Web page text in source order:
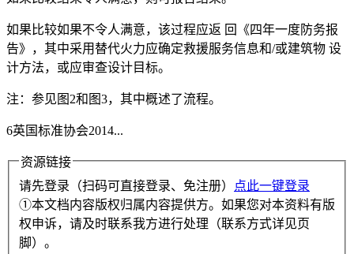
如果比较如果不令人满意，该过程应返 回《四年一度防务报
告》，其中采用替代火力应确定救援服务信息和/或建筑物 设
计方法，或应审查设计目标。
注：参见图2和图3，其中概述了流程。
6英国标准协会2014...
资源链接
请先登录（扫码可直接登录、免注册）
点此一键登录
①本文档内容版权归属内容提供方。如果您对本资料有版
权申诉，请及时联系我方进行处理（联系方式详见页
脚）。